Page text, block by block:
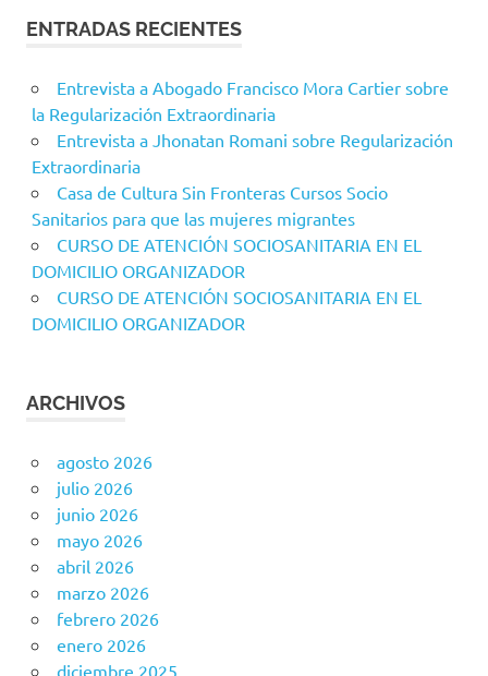
ENTRADAS RECIENTES
Entrevista a Abogado Francisco Mora Cartier sobre
la Regularización Extraordinaria
Entrevista a Jhonatan Romani sobre Regularización
Extraordinaria
Casa de Cultura Sin Fronteras Cursos Socio
Sanitarios para que las mujeres migrantes
CURSO DE ATENCIÓN SOCIOSANITARIA EN EL
DOMICILIO ORGANIZADOR
CURSO DE ATENCIÓN SOCIOSANITARIA EN EL
DOMICILIO ORGANIZADOR
ARCHIVOS
agosto 2026
julio 2026
junio 2026
mayo 2026
abril 2026
marzo 2026
febrero 2026
enero 2026
diciembre 2025